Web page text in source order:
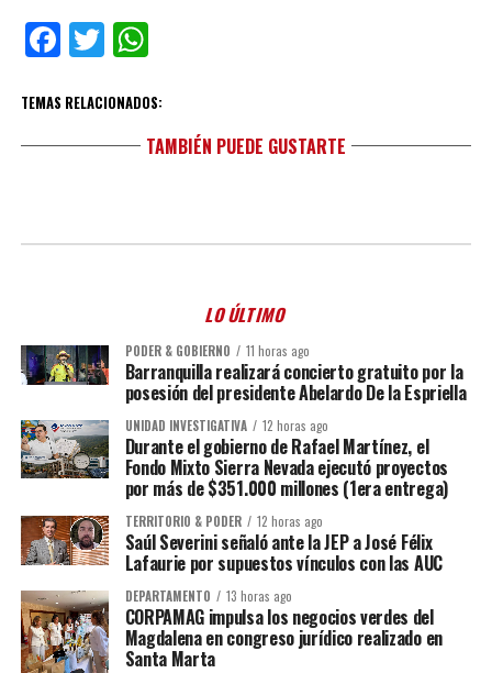
Facebook
TwitterWhatsApp
TEMAS RELACIONADOS:
TAMBIÉN PUEDE GUSTARTE
LO ÚLTIMO
PODER & GOBIERNO 11 horas ago
Barranquilla realizará concierto gratuito por la
posesión del presidente Abelardo De la Espriella
UNIDAD INVESTIGATIVA 12 horas ago
Durante el gobierno de Rafael Martínez, el
Fondo Mixto Sierra Nevada ejecutó proyectos
por más de $351.000 millones (1era entrega)
TERRITORIO & PODER 12 horas ago
Saúl Severini señaló ante la JEP a José Félix
Lafaurie por supuestos vínculos con las AUC
DEPARTAMENTO 13 horas ago
CORPAMAG impulsa los negocios verdes del
Magdalena en congreso jurídico realizado en
Santa Marta